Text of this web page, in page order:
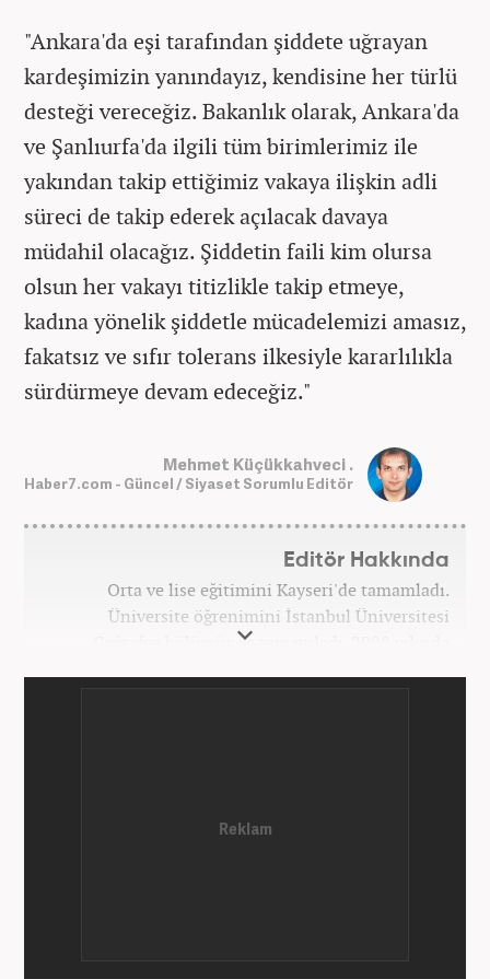
"Ankara'da eşi tarafından şiddete uğrayan
kardeşimizin yanındayız, kendisine her türlü
desteği vereceğiz. Bakanlık olarak, Ankara'da
ve Şanlıurfa'da ilgili tüm birimlerimiz ile
yakından takip ettiğimiz vakaya ilişkin adli
süreci de takip ederek açılacak davaya
müdahil olacağız. Şiddetin faili kim olursa
olsun her vakayı titizlikle takip etmeye,
kadına yönelik şiddetle mücadelemizi amasız,
fakatsız ve sıfır tolerans ilkesiyle kararlılıkla
sürdürmeye devam edeceğiz."
Mehmet Küçükkahveci .
Haber7.com - Güncel / Siyaset Sorumlu Editör
Editör Hakkında
Orta ve lise eğitimini Kayseri'de tamamladı.
Üniversite öğrenimini İstanbul Üniversitesi
Coğrafya bölümünde tamamladı. 2008 yılında